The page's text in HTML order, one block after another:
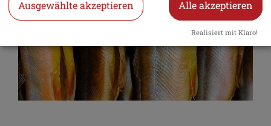
Ausgewählte akzeptieren Alle akzeptieren
Realisiert mit Klaro!